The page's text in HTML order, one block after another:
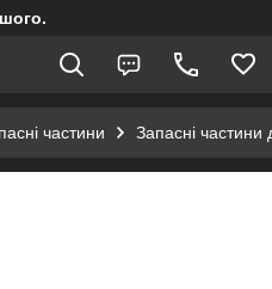
частини Запасні частини